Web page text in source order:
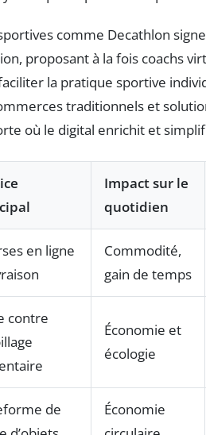
comme Decathlon
proposant à la fois coachs
la pratique sportive
traditionnels et
où le digital enrichit et
Impact sur le
quotidien
en ligne
Commodité,
gain de temps
contre
Économie et
écologie
de
Économie